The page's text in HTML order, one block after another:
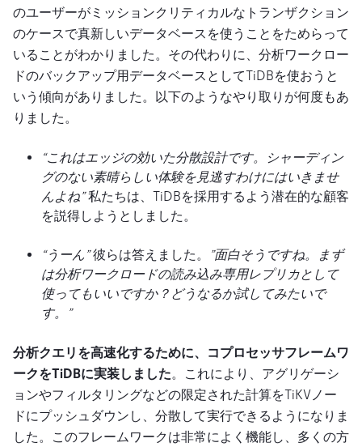
のユーザーがミッションクリティカルなトランザクション
のケースで真新しいデータベースを使うことをためらって
いることがわかりました。その代わりに、分析ワークロー
ドのバックアップ用データベースとしてTiDBを使おうと
いう傾向がありました。以下のようなやり取りが何度もあ
りました。
“これはエッジの効いた分散設計です。シャーディン
グのない素晴らしい体験を見逃すわけにはいきませ
んよね”私たちは、TiDBを採用するよう潜在的な顧客
を説得しようとしました。
“うーん”彼らは答えました。
”面白そうですね。まず
は分析ワークロードの読み込み専用レプリカとして
使ってもいいですか？どうなるか試してみたいで
す。”
分析クエリを高速化するために、コプロセッサフレームワ
ークをTiDBに実装しました。これにより、アグリゲーシ
ョンやフィルタリングなどの限定された計算をTiKVノー
ドにプッシュダウンし、分散して実行できるようになりま
した。このフレームワークは非常によく機能し、多くの方